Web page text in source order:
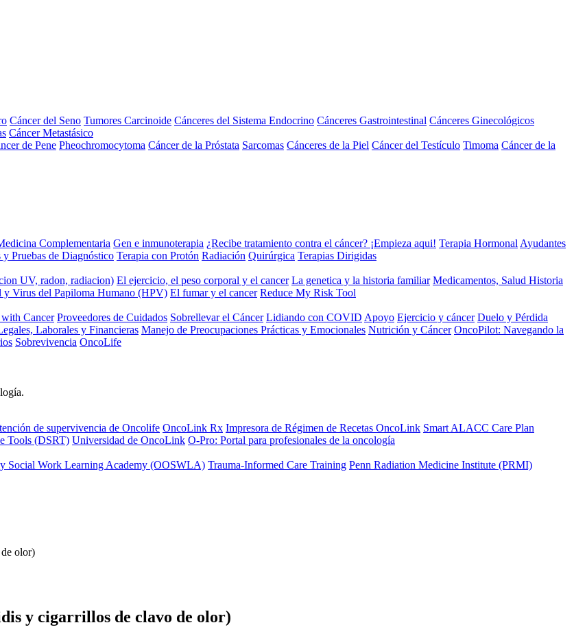
Cáncer del Seno Tumores Carcinoide Cánceres del Sistema Endocrino Cánceres Gastrointestinal Cánceres Ginecológicos
Cáncer Metastásico
de Pene Pheochromocytoma Cáncer de la Próstata Sarcomas Cánceres de la Piel Cáncer del Testículo Timoma Cáncer de la
Complementaria Gen e inmunoterapia ¿Recibe tratamiento contra el cáncer? ¡Empieza aqui! Terapia Hormonal Ayudantes
y Pruebas de Diagnóstico Terapia con Protón Radiación Quirúrgica Terapias Dirigidas
UV, radon, radiacion) El ejercicio, el peso corporal y el cancer La genetica y la historia familiar Medicamentos, Salud Historia
y Virus del Papiloma Humano (HPV) El fumar y el cancer Reduce My Risk Tool
Cancer Proveedores de Cuidados Sobrellevar el Cáncer Lidiando con COVID Apoyo Ejercicio y cáncer Duelo y Pérdida
Laborales y Financieras Manejo de Preocupaciones Prácticas y Emocionales Nutrición y Cáncer OncoPilot: Navegando la
Sobrevivencia OncoLife
de supervivencia de Oncolife OncoLink Rx Impresora de Régimen de Recetas OncoLink Smart ALACC Care Plan
Tools (DSRT) Universidad de OncoLink O-Pro: Portal para profesionales de la oncología
Social Work Learning Academy (OOSWLA) Trauma-Informed Care Training Penn Radiation Medicine Institute (PRMI)
olor)
y cigarrillos de clavo de olor)